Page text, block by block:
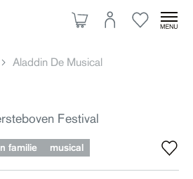
Aladdin De Musical
Festival
familie musical